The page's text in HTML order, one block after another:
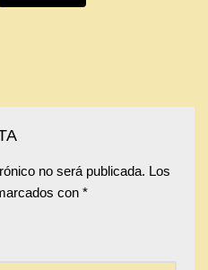
no será publicada. Los
con *